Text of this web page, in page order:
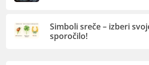
Simboli sreče – izberi
sporočilo!